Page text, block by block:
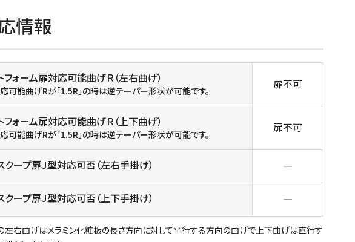
情報
フォーム扉対応可能曲げＲ（左右曲げ）
可能曲げRが「1.5R」の時は逆テーパー形状が可能です。 扉不可
フォーム扉対応可能曲げＲ（上下曲げ）
可能曲げRが「1.5R」の時は逆テーパー形状が可能です。 扉不可
クープ扉Ｊ型対応可否（左右手掛け） ―
クープ扉Ｊ型対応可否（上下手掛け） ―
左右曲げはメラミン化粧板の長さ方向に対して平行する方向の曲げで上下曲げは直行す